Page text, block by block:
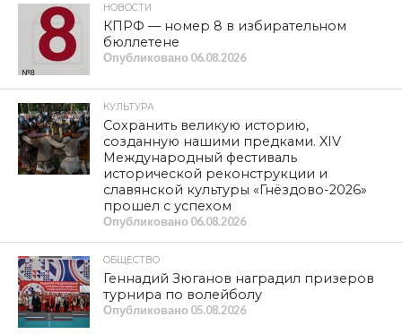
НОВОСТИ
КПРФ — номер 8 в избирательном
бюллетене
Опубликовано 06.08.2026
КУЛЬТУРА
Сохранить великую историю,
созданную нашими предками. XIV
Международный фестиваль
исторической реконструкции и
славянской культуры «Гнёздово-2026»
прошел с успехом
Опубликовано 06.08.2026
ОБЩЕСТВО
Геннадий Зюганов наградил призеров
турнира по волейболу
Опубликовано 05.08.2026